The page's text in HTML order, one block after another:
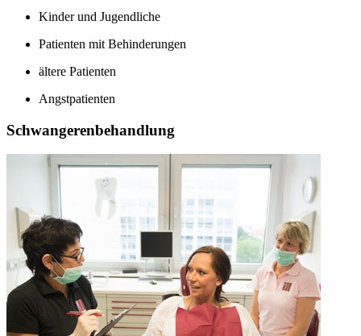
Kinder und Jugendliche
Patienten mit Behinderungen
ältere Patienten
Angstpatienten
Schwangerenbehandlung